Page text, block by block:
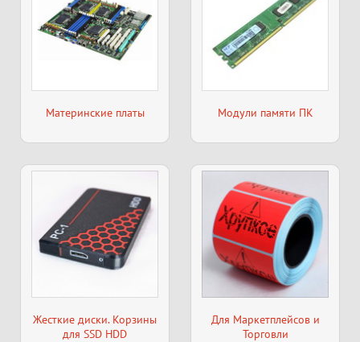
Материнские платы Модули памяти ПК
Жесткие диски. Корзины
для SSD HDD
Для Маркетплейсов и
Торговли